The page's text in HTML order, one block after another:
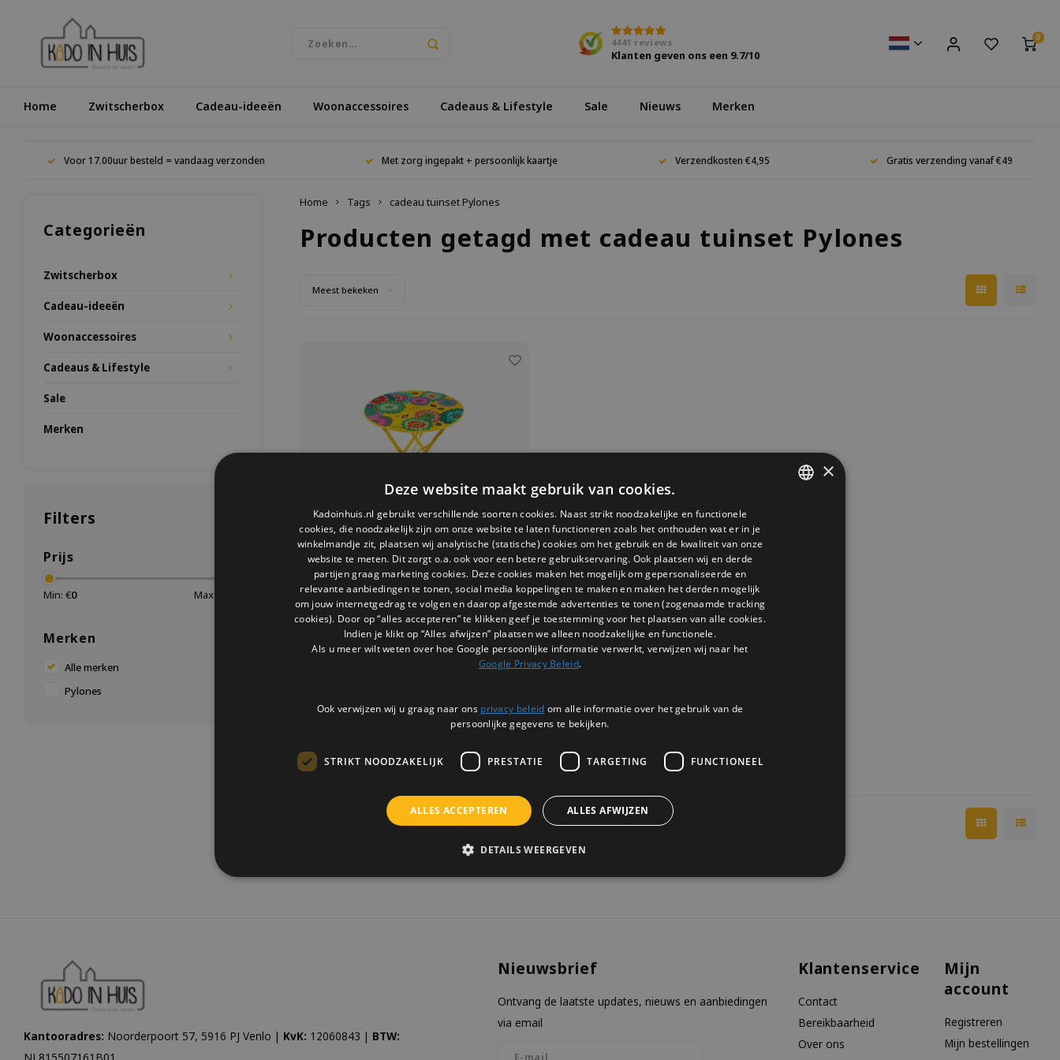
4441 reviews
Klanten geven ons een 9.7/10
0
Home Zwitscherbox Cadeau-ideeën Woonaccessoires Cadeaus & Lifestyle Sale Nieuws Merken
Voor 17.00uur besteld = vandaag verzonden Met zorg ingepakt + persoonlijk kaartje Verzendkosten €4,95 Gratis verzending vanaf €49
Categorieën
Zwitscherbox
Cadeau-ideeën
Woonaccessoires
Cadeaus & Lifestyle
Sale
Merken
Filters
Prijs
Min: €0 Max: €
Merken
Alle merken
Pylones
Home Tags cadeau tuinset Pylones
Producten getagd met cadeau tuinset Pylones
Meest bekeken
Pylones
inklapbare tuintafel garden
paradise dahlia
Inklapbare tuintafel Garden Paradise Dahlia van
Pylones. Ronde metalen bistrotafel met vrolijk
dahlia dessin. Licht, stevig en perfect als
klik.
5 OP VOORRAAD
Kantooradres: Noorderpoort 57, 5916 PJ Venlo | KvK: 12060843 | BTW:
Nieuwsbrief
Ontvang de laatste updates, nieuws en aanbiedingen
via email
Klantenservice
Contact
Bereikbaarheid
Over ons
Mijn
account
Registreren
Mijn bestellingen
×
Deze website maakt gebruik van cookies.
Kadoinhuis.nl gebruikt verschillende soorten cookies. Naast strikt noodzakelijke en functionele
cookies, die noodzakelijk zijn om onze website te laten functioneren zoals het onthouden wat er in je
winkelmandje zit, plaatsen wij analytische (statische) cookies om het gebruik en de kwaliteit van onze
website te meten. Dit zorgt o.a. ook voor een betere gebruikservaring. Ook plaatsen wij en derde
partijen graag marketing cookies. Deze cookies maken het mogelijk om gepersonaliseerde en
relevante aanbiedingen te tonen, social media koppelingen te maken en maken het derden mogelijk
om jouw internetgedrag te volgen en daarop afgestemde advertenties te tonen (zogenaamde tracking
cookies). Door op “alles accepteren” te klikken geef je toestemming voor het plaatsen van alle cookies.
Indien je klikt op “Alles afwijzen” plaatsen we alleen noodzakelijke en functionele.
Als u meer wilt weten over hoe Google persoonlijke informatie verwerkt, verwijzen wij naar het
Google Privacy Beleid.
Ook verwijzen wij u graag naar ons privacy beleid om alle informatie over het gebruik van de
persoonlijke gegevens te bekijken.
STRIKT NOODZAKELIJK PRESTATIE TARGETING FUNCTIONEEL
ALLES ACCEPTEREN ALLES AFWIJZEN
DETAILS WEERGEVEN